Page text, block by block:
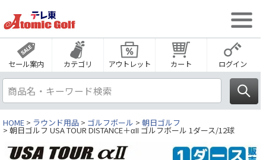
セール案内 カテゴリ アウトレット カート ログイン
HOME ラウンド用品 ゴルフボール 朝日ゴルフ
朝日ゴルフ USA TOUR DISTANCE＋αII ゴルフボール 1ダース/12球